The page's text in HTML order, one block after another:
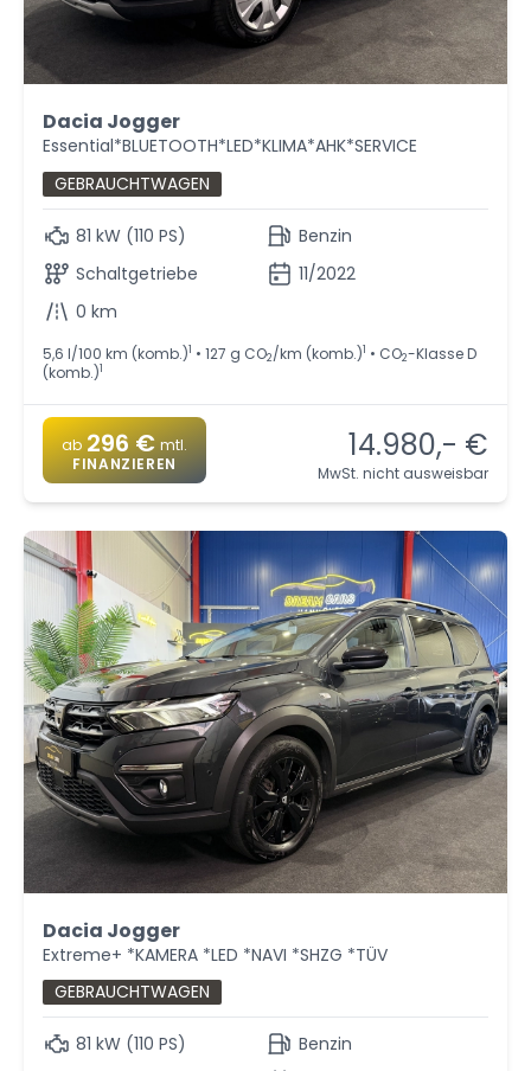
Dacia Jogger
Essential*BLUETOOTH*LED*KLIMA*AHK*SERVICE
GEBRAUCHTWAGEN
81 kW (110 PS)
Schaltgetriebe
0 km
Benzin
11/2022
5,6 l/100 km (komb.)1 • 127 g CO2/km (komb.)1 • CO2-Klasse D
(komb.)1
ab 296 € mtl.
FINANZIEREN
14.980,- €
MwSt. nicht ausweisbar
Dacia Jogger
Extreme+ *KAMERA *LED *NAVI *SHZG *TÜV
GEBRAUCHTWAGEN
81 kW (110 PS)
Benzin